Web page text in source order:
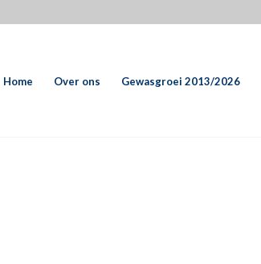
Home Over ons Gewasgroei 2013/2026